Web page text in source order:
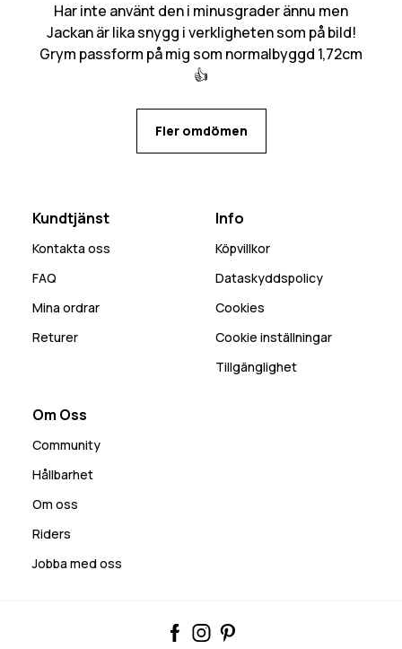
Har inte använt den i minusgrader ännu men
Jackan är lika snygg i verkligheten som på bild!
Grym passform på mig som normalbyggd 1,72cm
👍
Fler omdömen
Kundtjänst
Kontakta oss
FAQ
Mina ordrar
Returer
Info
Köpvillkor
Dataskyddspolicy
Cookies
Cookie inställningar
Tillgänglighet
Om Oss
Community
Hållbarhet
Om oss
Riders
Jobba med oss